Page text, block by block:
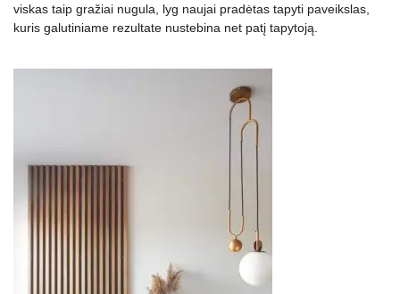
viskas taip gražiai nugula, lyg naujai pradėtas tapyti paveikslas,
kuris galutiniame rezultate nustebina net patį tapytoją.